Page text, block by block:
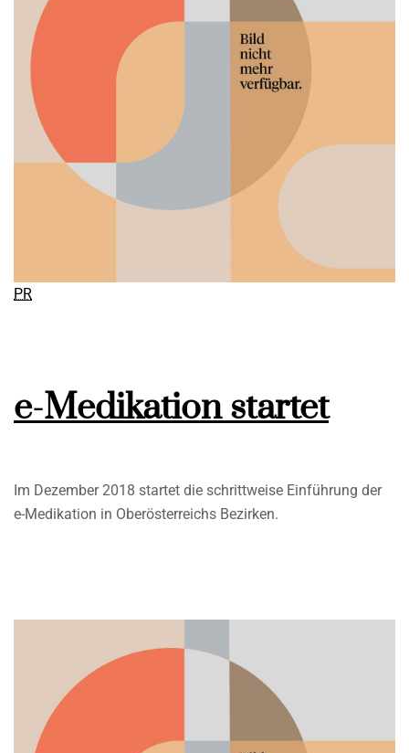
PR
e-Medikation startet
Im Dezember 2018 startet die schrittweise Einführung der
e-Medikation in Oberösterreichs Bezirken.